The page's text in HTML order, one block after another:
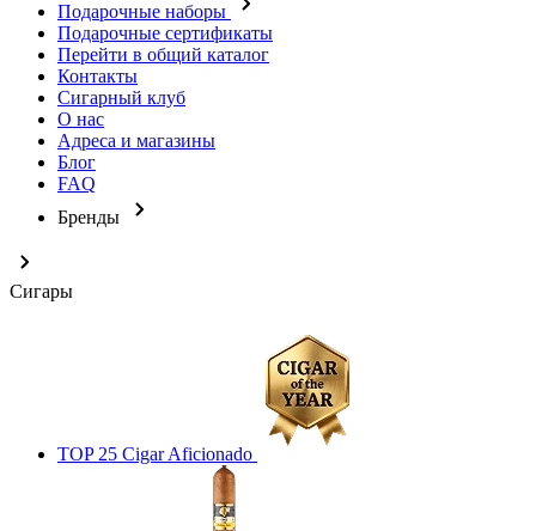
Подарочные наборы
Подарочные сертификаты
Перейти в общий каталог
Контакты
Сигарный клуб
О нас
Адреса и магазины
Блог
FAQ
Бренды
Сигары
TOP 25 Cigar Aficionado